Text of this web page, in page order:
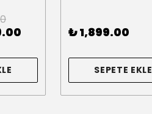
₺ 1,899.00
SEPETE EKLE